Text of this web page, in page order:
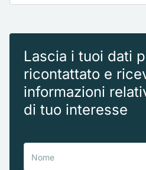
Lascia i tuoi dati
ricontattato e
informazioni
di tuo interesse